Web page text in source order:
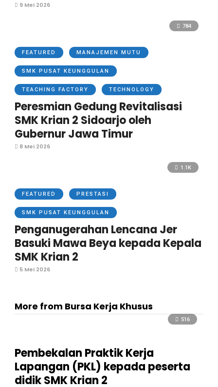
9 Mei 2026
784
FEATURED MANAJEMEN MUTU
SMK PUSAT KEUNGGULAN
TEACHING FACTORY TECHNOLOGY
Peresmian Gedung Revitalisasi
SMK Krian 2 Sidoarjo oleh
Gubernur Jawa Timur
8 Mei 2026
1.1K
FEATURED PRESTASI
SMK PUSAT KEUNGGULAN
Penganugerahan Lencana Jer
Basuki Mawa Beya kepada Kepala
SMK Krian 2
5 Mei 2026
More from Bursa Kerja Khusus
516
Pembekalan Praktik Kerja
Lapangan (PKL) kepada peserta
didik SMK Krian 2